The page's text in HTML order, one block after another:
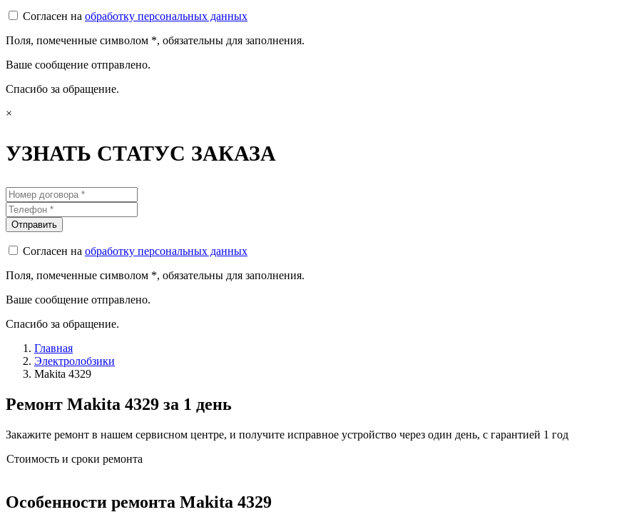
Согласен на обработку персональных данных
Поля, помеченные символом *, обязательны для заполнения.
Ваше сообщение отправлено.
Спасибо за обращение.
×
УЗНАТЬ СТАТУС ЗАКАЗА
Согласен на обработку персональных данных
Поля, помеченные символом *, обязательны для заполнения.
Ваше сообщение отправлено.
Спасибо за обращение.
Главная
Электролобзики
Makita 4329
Ремонт Makita 4329 за 1 день
Закажите ремонт в нашем сервисном центре, и получите исправное устройство через один день, с гарантией 1 год
Стоимость и сроки ремонта
Особенности ремонта Makita 4329